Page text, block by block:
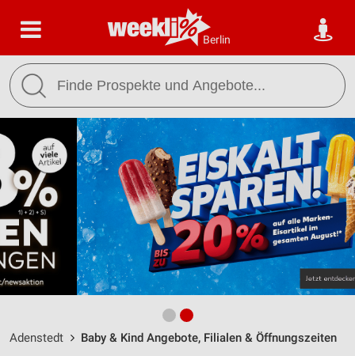
Berlin
Adenstedt Baby & Kind Angebote, Filialen & Öffnungszeiten